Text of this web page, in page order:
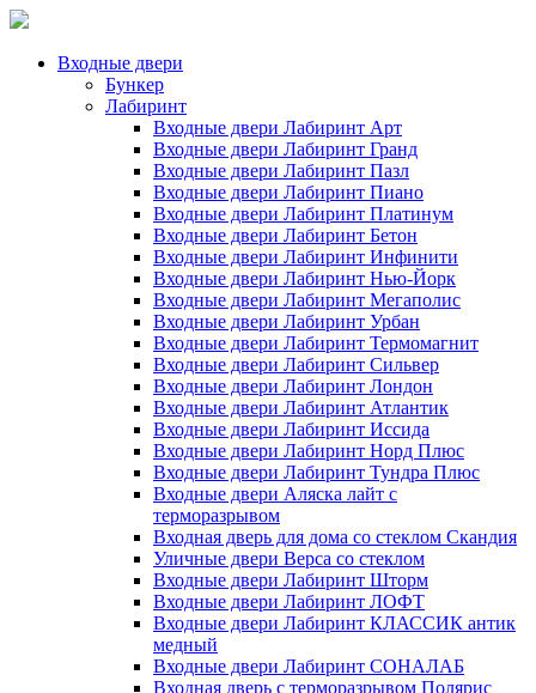
Входные двери
Бункер
Лабиринт
Входные двери Лабиринт Арт
Входные двери Лабиринт Гранд
Входные двери Лабиринт Пазл
Входные двери Лабиринт Пиано
Входные двери Лабиринт Платинум
Входные двери Лабиринт Бетон
Входные двери Лабиринт Инфинити
Входные двери Лабиринт Нью-Йорк
Входные двери Лабиринт Мегаполис
Входные двери Лабиринт Урбан
Входные двери Лабиринт Термомагнит
Входные двери Лабиринт Сильвер
Входные двери Лабиринт Лондон
Входные двери Лабиринт Атлантик
Входные двери Лабиринт Иссида
Входные двери Лабиринт Норд Плюс
Входные двери Лабиринт Тундра Плюс
Входные двери Аляска лайт с
терморазрывом
Входная дверь для дома со стеклом Скандия
Уличные двери Верса со стеклом
Входные двери Лабиринт Шторм
Входные двери Лабиринт ЛОФТ
Входные двери Лабиринт КЛАССИК антик
медный
Входные двери Лабиринт СОНАЛАБ
Входная дверь с терморазрывом Полярис